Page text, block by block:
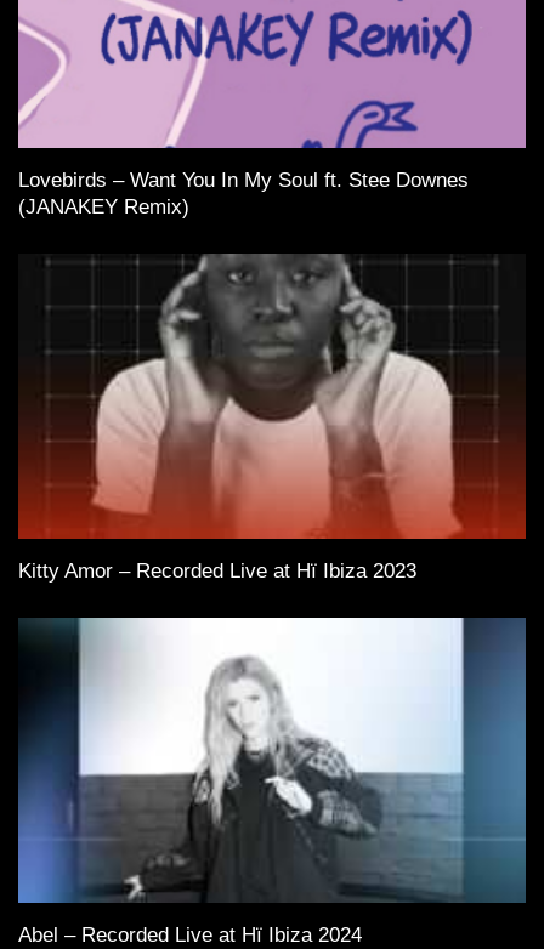
Lovebirds – Want You In My Soul ft. Stee Downes
(JANAKEY Remix)
Kitty Amor – Recorded Live at Hï Ibiza 2023
Abel – Recorded Live at Hï Ibiza 2024